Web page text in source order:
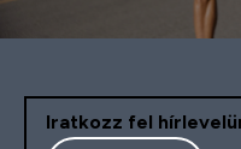
Iratkozz fel